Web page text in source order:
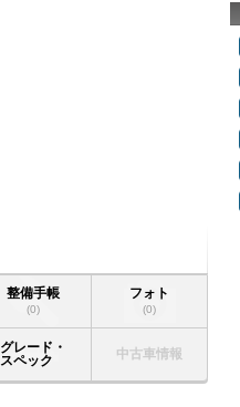
整備手帳
(0)
フォト
(0)
グレード・
スペック
中古車情報